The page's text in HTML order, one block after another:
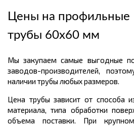
Цены на профильные
трубы 60х60 мм
Мы закупаем самые выгодные
заводов-производителей,
наличии трубы любых размеров.
Цена трубы зависит от способа
материала, типа обработки
объема поставки. При